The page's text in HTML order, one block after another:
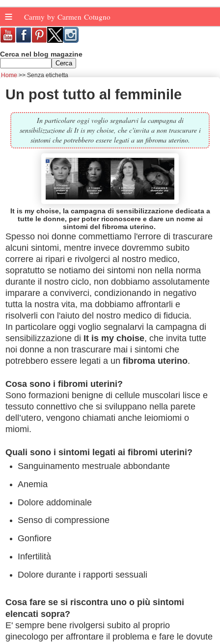
≡ Carmy by Carmen Cotugno
Cerca nel blog magazine
Home Senza etichetta
Un post tutto al femminile
In particolare oggi voglio segnalarvi la campagna di
sensibilizzazione di It is my choise, che c'invita a non trascurare i
sintomi che potrebbero essere legati a un fibroma uterino.
It is my choise, la campagna di sensibilizzazione dedicata a
tutte le donne, per poter riconoscere e dare un nome ai
sintomi del fibroma uterino.
Spesso noi donne commettiamo l'errore di trascurare
alcuni sintomi, mentre invece dovremmo subito
correre ai ripari e rivolgerci al nostro medico,
sopratutto se notiamo dei sintomi non nella norma
durante il nostro ciclo, non dobbiamo assolutamente
imparare a conviverci, condizionando in negativo
tutta la nostra vita, ma dobbiamo affrontarli e
risolverli con l'aiuto del nostro medico di fiducia.
In particolare oggi voglio segnalarvi la campagna di
sensibilizzazione di It is my choise, che invita tutte
noi donne a non trascurare mai i sintomi che
potrebbero essere legati a un fibroma uterino.
Cosa sono i fibromi uterini?
Sono formazioni benigne di cellule muscolari lisce e
tessuto connettivo che si sviluppano nella parete
dell’utero, vengono chiamati anche leiomiomi o
miomi.
Quali sono i sintomi legati ai fibromi uterini?
Sanguinamento mestruale abbondante
Anemia
Dolore addominale
Senso di compressione
Gonfiore
Infertilità
Dolore durante i rapporti sessuali
Cosa fare se si riscontra uno o più sintomi
elencati sopra?
E' sempre bene rivolgersi subito al proprio
ginecologo per affrontare il problema e fare le dovute